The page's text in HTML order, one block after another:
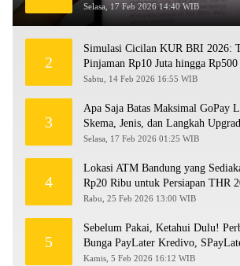
Selasa, 17 Feb 2026 14:40 WIB
2
Simulasi Cicilan KUR BRI 2026:
Pinjaman Rp10 Juta hingga Rp500
Sabtu, 14 Feb 2026 16:55 WIB
3
Apa Saja Batas Maksimal GoPay
Skema, Jenis, dan Langkah
Selasa, 17 Feb 2026 01:25 WIB
4
Lokasi ATM Bandung yang
Rp20 Ribu untuk Persiapan THR
Rabu, 25 Feb 2026 13:00 WIB
5
Sebelum Pakai, Ketahui Dulu!
Bunga PayLater Kredivo,
2026
Kamis, 5 Feb 2026 16:12 WIB